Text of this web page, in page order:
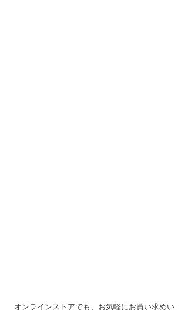
オンラインストアでも、お気軽にお買い求めい